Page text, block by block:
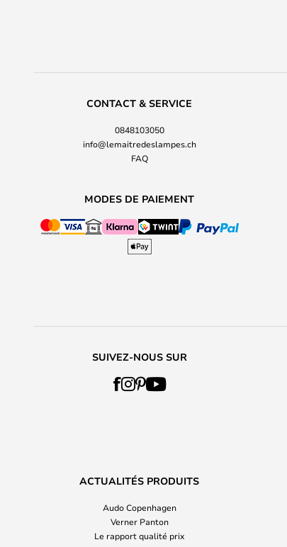
CONTACT & SERVICE
0848103050
info@lemaitredeslampes.ch
FAQ
MODES DE PAIEMENT
SUIVEZ-NOUS SUR
ACTUALITÉS PRODUITS
Audo Copenhagen
Verner Panton
Le rapport qualité prix